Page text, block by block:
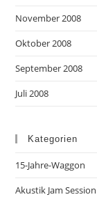
November 2008
Oktober 2008
September 2008
Juli 2008
Kategorien
15-Jahre-Waggon
Akustik Jam Session